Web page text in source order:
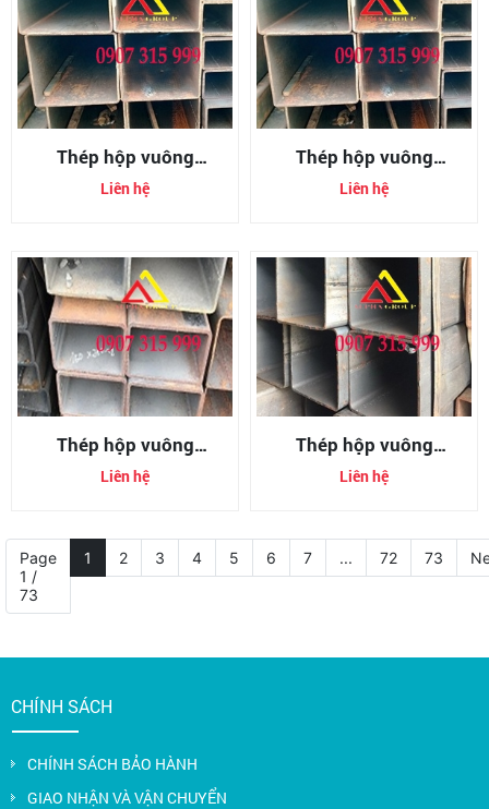
Thép hộp vuông
300x300x6mm
(300x300x6ly)
Liên hệ
Thép hộp vuông
300x300x8mm
(300x300x8ly)
Liên hệ
Thép hộp vuông
350x350x12mm
(350x350x12ly)
Liên hệ
Thép hộp vuông
350x350x6mm
(350x350x6ly)
Liên hệ
Page
1 /
73
1 2 3 4 5 6 7 ... 72 73
CHÍNH SÁCH
CHÍNH SÁCH BẢO HÀNH
GIAO NHẬN VÀ VẬN CHUYỂN